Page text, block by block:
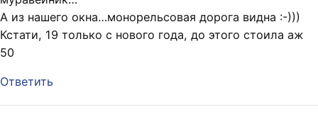
А из нашего окна…монорельсовая дорога видна :-)))
Кстати, 19 только с нового года, до этого стоила аж
50
Ответить